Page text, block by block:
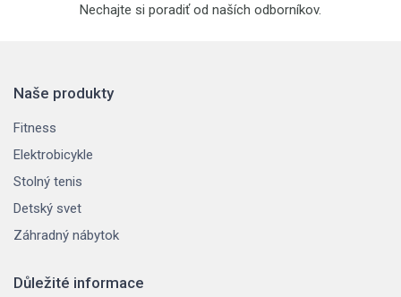
Nechajte si poradiť od naších odborníkov.
Naše produkty
Fitness
Elektrobicykle
Stolný tenis
Detský svet
Záhradný nábytok
Důležité informace